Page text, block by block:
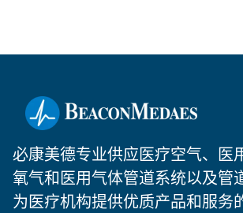
必康美德专业供应医疗空气、医
氧气和医用气体管道系统以及管
为医疗机构提供优质产品和服务